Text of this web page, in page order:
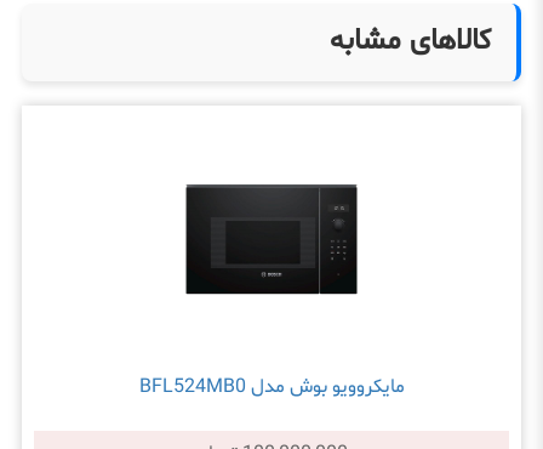
کالاهای مشابه
مایکروویو بوش مدل BFL524MB0